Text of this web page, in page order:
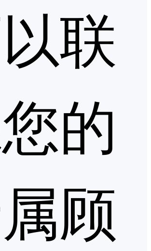
联
的
顾